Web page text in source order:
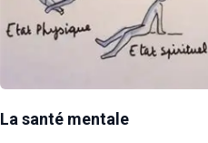
La santé mentale